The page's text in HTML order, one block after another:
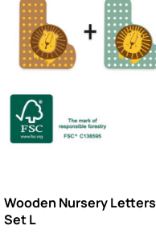
Wooden Nursery Letters
Set L